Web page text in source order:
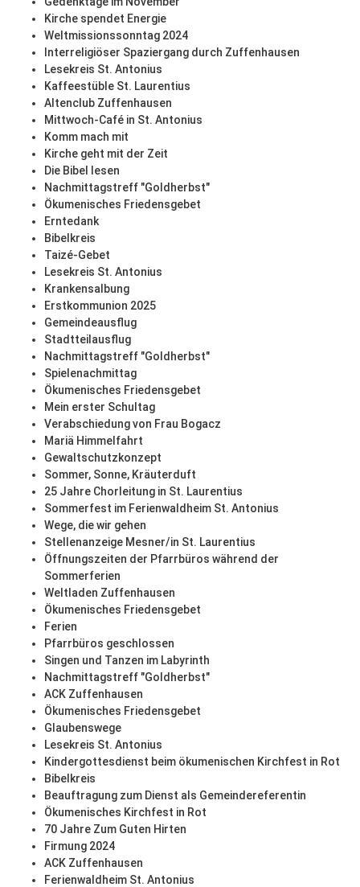
Kirche spendet Energie
Weltmissionssonntag 2024
Interreligiöser Spaziergang durch Zuffenhausen
Lesekreis St. Antonius
Kaffeestüble St. Laurentius
Altenclub Zuffenhausen
Mittwoch-Café in St. Antonius
Komm mach mit
Kirche geht mit der Zeit
Die Bibel lesen
Nachmittagstreff "Goldherbst"
Ökumenisches Friedensgebet
Erntedank
Bibelkreis
Taizé-Gebet
Lesekreis St. Antonius
Krankensalbung
Erstkommunion 2025
Gemeindeausflug
Stadtteilausflug
Nachmittagstreff "Goldherbst"
Spielenachmittag
Ökumenisches Friedensgebet
Mein erster Schultag
Verabschiedung von Frau Bogacz
Mariä Himmelfahrt
Gewaltschutzkonzept
Sommer, Sonne, Kräuterduft
25 Jahre Chorleitung in St. Laurentius
Sommerfest im Ferienwaldheim St. Antonius
Wege, die wir gehen
Stellenanzeige Mesner/in St. Laurentius
Öffnungszeiten der Pfarrbüros während der
Sommerferien
Weltladen Zuffenhausen
Ökumenisches Friedensgebet
Ferien
Pfarrbüros geschlossen
Singen und Tanzen im Labyrinth
Nachmittagstreff "Goldherbst"
ACK Zuffenhausen
Ökumenisches Friedensgebet
Glaubenswege
Lesekreis St. Antonius
Kindergottesdienst beim ökumenischen Kirchfest in Rot
Bibelkreis
Beauftragung zum Dienst als Gemeindereferentin
Ökumenisches Kirchfest in Rot
70 Jahre Zum Guten Hirten
Firmung 2024
ACK Zuffenhausen
Ferienwaldheim St. Antonius